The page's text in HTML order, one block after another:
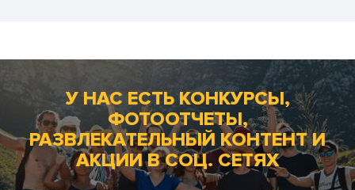
У НАС ЕСТЬ КОНКУРСЫ,
ФОТООТЧЕТЫ,
РАЗВЛЕКАТЕЛЬНЫЙ КОНТЕНТ И
АКЦИИ В СОЦ. СЕТЯХ